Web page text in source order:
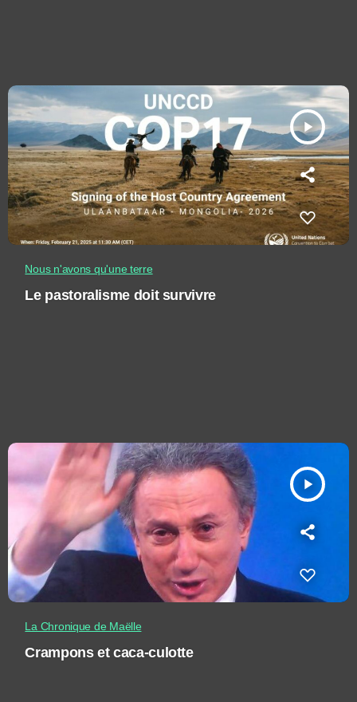
play_arrow
Nous n'avons qu'une terre
Le pastoralisme doit survivre
play_arrow
La Chronique de Maëlle
Crampons et caca-culotte